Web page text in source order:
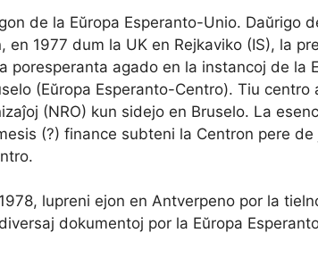
de la Eŭropa Esperanto-Unio. Daŭrigo
1977 dum la UK en Rejkaviko (IS), la
poresperanta agado en la instancoj de la
(Eŭropa Esperanto-Centro). Tiu
(NRO) kun sidejo en Bruselo. La
(?) finance subteni la Centron pere
lupreni ejon en Antverpeno por la
dokumentoj por la Eŭropa